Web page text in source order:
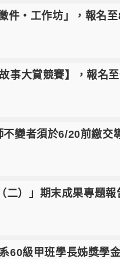
件‧工作坊」，報名
事大賞競賽】，報名
變者須於6/20前繳交
二）」期末成果專題
60級甲班學長姊獎學